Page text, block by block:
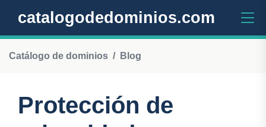
catalogodedominios.com
Catálogo de dominios Blog
Protección de